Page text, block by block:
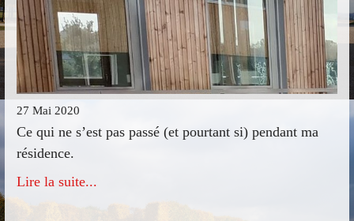
27 Mai 2020
Ce qui ne s’est pas passé (et pourtant si) pendant ma
résidence.
Lire la suite...